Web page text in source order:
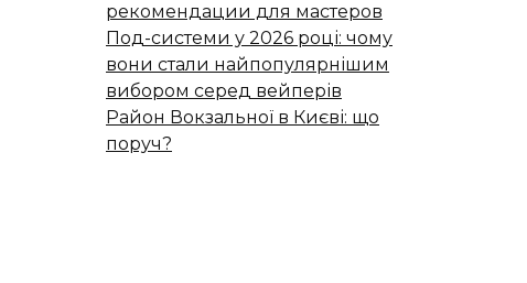
рекомендации для мастеров
Под-системи у 2026 році: чому
вони стали найпопулярнішим
вибором серед вейперів
Район Вокзальної в Києві: що
поруч?